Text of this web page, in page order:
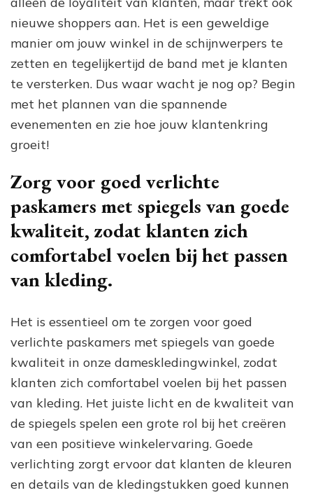
nieuwe shoppers aan. Het is een geweldige
manier om jouw winkel in de schijnwerpers te
zetten en tegelijkertijd de band met je klanten
te versterken. Dus waar wacht je nog op? Begin
met het plannen van die spannende
evenementen en zie hoe jouw klantenkring
groeit!
Zorg voor goed verlichte
paskamers met spiegels van goede
kwaliteit, zodat klanten zich
comfortabel voelen bij het passen
van kleding.
Het is essentieel om te zorgen voor goed
verlichte paskamers met spiegels van goede
kwaliteit in onze dameskledingwinkel, zodat
klanten zich comfortabel voelen bij het passen
van kleding. Het juiste licht en de kwaliteit van
de spiegels spelen een grote rol bij het creëren
van een positieve winkelervaring. Goede
verlichting zorgt ervoor dat klanten de kleuren
en details van de kledingstukken goed kunnen